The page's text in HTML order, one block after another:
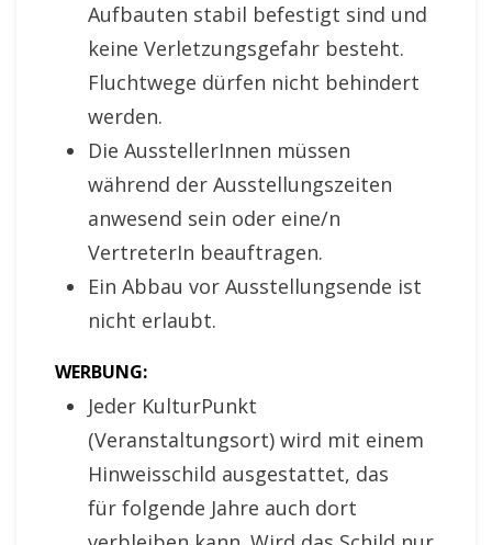
Aufbauten stabil befestigt sind und
keine Verletzungsgefahr besteht.
Fluchtwege dürfen nicht behindert
werden.
Die AusstellerInnen müssen
während der Ausstellungszeiten
anwesend sein oder eine/n
VertreterIn beauftragen.
Ein Abbau vor Ausstellungsende ist
nicht erlaubt.
WERBUNG:
Jeder KulturPunkt
(Veranstaltungsort) wird mit einem
Hinweisschild ausgestattet, das
für folgende Jahre auch dort